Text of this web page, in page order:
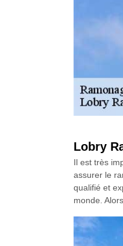
Lobry
Il est très
assurer le
qualifié et
monde.